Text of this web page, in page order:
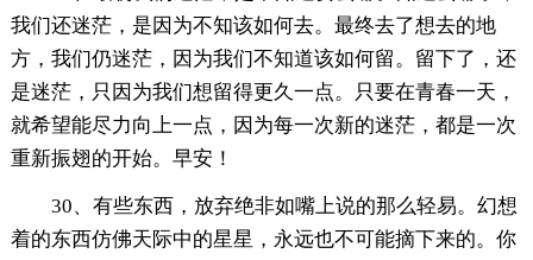
我们还迷茫，是因为不知该如何去。最终去了想去的地
方，我们仍迷茫，因为我们不知道该如何留。留下了，还
是迷茫，只因为我们想留得更久一点。只要在青春一天，
就希望能尽力向上一点，因为每一次新的迷茫，都是一次
重新振翅的开始。早安！
30、有些东西，放弃绝非如嘴上说的那么轻易。幻想
着的东西仿佛天际中的星星，永远也不可能摘下来的。你